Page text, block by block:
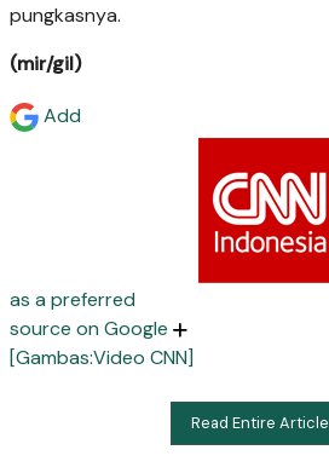
pungkasnya.
(mir/gil)
Add
as a preferred
source on Google
[Gambas:Video CNN]
Read Entire Article